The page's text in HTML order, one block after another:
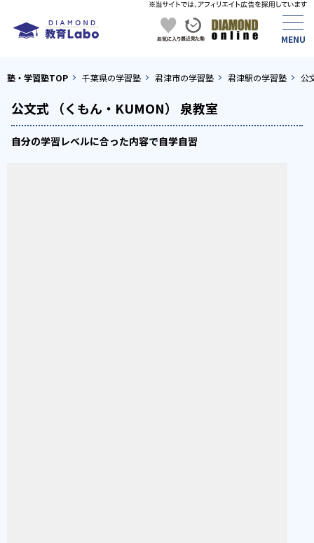
塾・学習塾TOP 千葉県の学習塾 君津市の学習塾 君津駅の学習塾 公
公文式 （くもん・KUMON） 泉教室
自分の学習レベルに合った内容で自学自習